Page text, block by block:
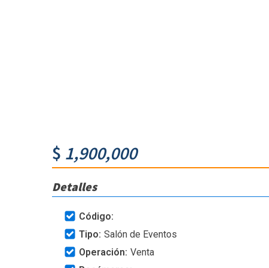
$ 1,900,000
Detalles
Código:
Tipo: Salón de Eventos
Operación: Venta